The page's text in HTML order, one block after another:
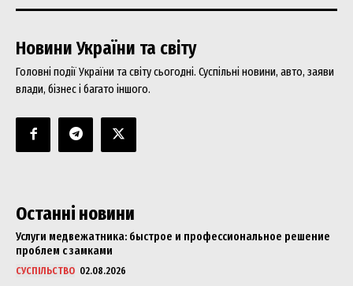
Новини України та світу
Головні події України та світу сьогодні. Суспільні новини, авто, заяви
влади, бізнес і багато іншого.
Останні новини
Услуги медвежатника: быстрое и профессиональное решение
проблем с замками
СУСПІЛЬСТВО 02.08.2026